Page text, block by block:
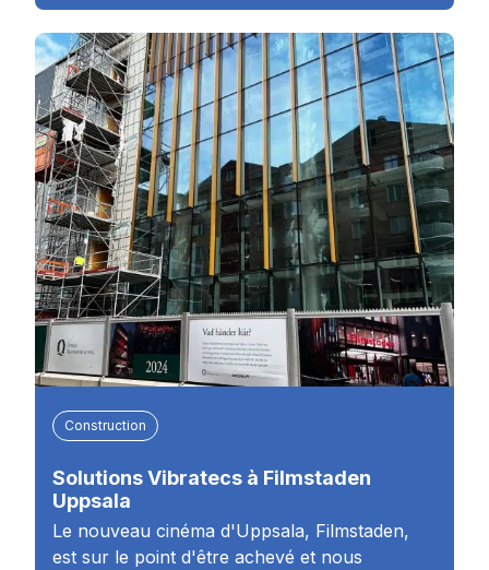
Construction
Solutions Vibratecs à Filmstaden
Uppsala
Le nouveau cinéma d'Uppsala, Filmstaden,
est sur le point d'être achevé et nous